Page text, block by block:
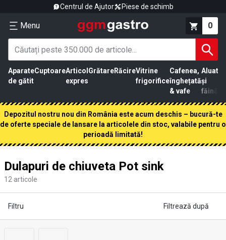
Centrul de Ajutor Piese de schimb
Menu 0
Aparate
de gătit
CuptoareArticol
expres
GrătareRăcireVitrine
frigorifice
Cafenea,
înghețată
& vafe
Aluat
și
făină
Depozitul nostru nou din România este acum deschis – bucură-te
de oferte speciale de lansare la articolele din stoc, valabile pentru o
perioadă limitată!
Dulapuri de chiuveta Pot sink
12 articole
Filtru Filtrează după